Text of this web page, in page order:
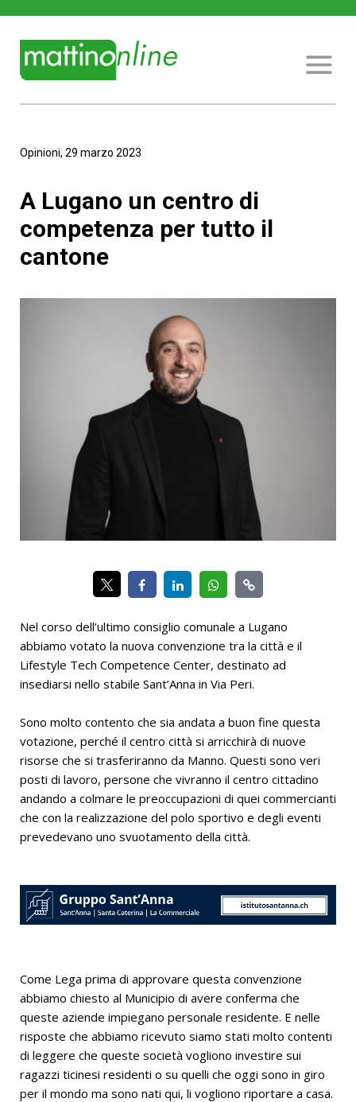
Opinioni, 29 marzo 2023
A Lugano un centro di
competenza per tutto il
cantone
Nel corso dell’ultimo consiglio comunale a Lugano
abbiamo votato la nuova convenzione tra la città e il
Lifestyle Tech Competence Center, destinato ad
insediarsi nello stabile Sant’Anna in Via Peri.
Sono molto contento che sia andata a buon fine questa
votazione, perché il centro città si arricchirà di nuove
risorse che si trasferiranno da Manno. Questi sono veri
posti di lavoro, persone che vivranno il centro cittadino
andando a colmare le preoccupazioni di quei commercianti
che con la realizzazione del polo sportivo e degli eventi
prevedevano uno svuotamento della città.
Come Lega prima di approvare questa convenzione
abbiamo chiesto al Municipio di avere conferma che
queste aziende impiegano personale residente. E nelle
risposte che abbiamo ricevuto siamo stati molto contenti
di leggere che queste società vogliono investire sui
ragazzi ticinesi residenti o su quelli che oggi sono in giro
per il mondo ma sono nati qui, li vogliono riportare a casa.